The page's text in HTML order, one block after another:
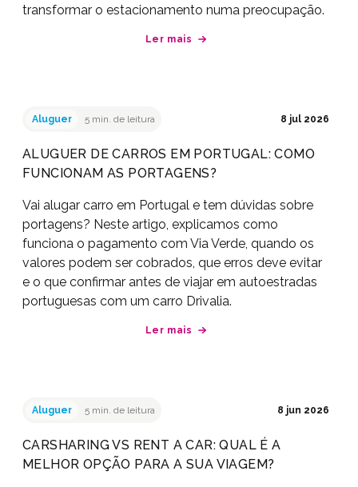
transformar o estacionamento numa preocupação.
Ler mais
Aluguer 5 min. de leitura 8 jul 2026
ALUGUER DE CARROS EM PORTUGAL: COMO
FUNCIONAM AS PORTAGENS?
Vai alugar carro em Portugal e tem dúvidas sobre
portagens? Neste artigo, explicamos como
funciona o pagamento com Via Verde, quando os
valores podem ser cobrados, que erros deve evitar
e o que confirmar antes de viajar em autoestradas
portuguesas com um carro Drivalia.
Ler mais
Aluguer 5 min. de leitura 8 jun 2026
CARSHARING VS RENT A CAR: QUAL É A
MELHOR OPÇÃO PARA A SUA VIAGEM?